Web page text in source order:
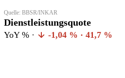
Quelle: BBSR/INKAR
Dienstleistungsquote
YoY % · -1,04 % · 41,7 %